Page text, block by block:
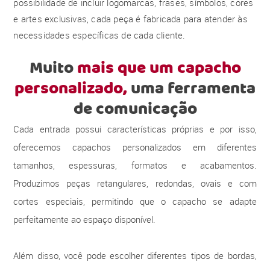
possibilidade de incluir logomarcas, frases, símbolos, cores
e artes exclusivas, cada peça é fabricada para atender às
necessidades específicas de cada cliente.
Muitomais que um capacho
personalizado,uma ferramenta
de comunicação
Cada entrada possui características próprias e por isso,
oferecemos capachos personalizados em diferentes
tamanhos, espessuras, formatos e acabamentos.
Produzimos peças retangulares, redondas, ovais e com
cortes especiais, permitindo que o capacho se adapte
perfeitamente ao espaço disponível.
Além disso, você pode escolher diferentes tipos de bordas,